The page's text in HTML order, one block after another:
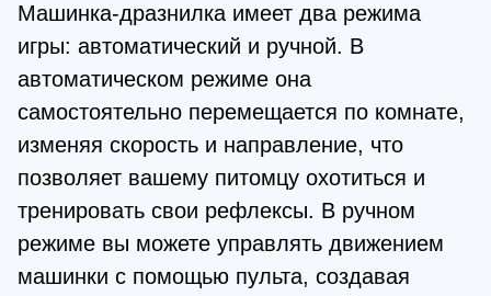
Машинка-дразнилка имеет два режима
игры: автоматический и ручной. В
автоматическом режиме она
самостоятельно перемещается по комнате,
изменяя скорость и направление, что
позволяет вашему питомцу охотиться и
тренировать свои рефлексы. В ручном
режиме вы можете управлять движением
машинки с помощью пульта, создавая